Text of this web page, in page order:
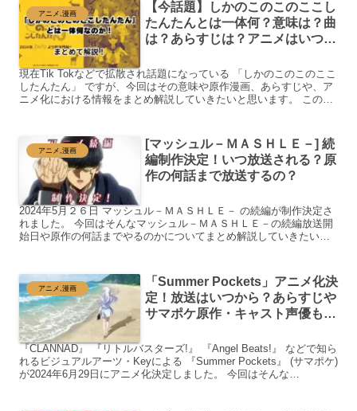
アニメ,漫画
【今話題】しかのこのこのここし
たんたんとは一体何？意味は？曲
は？あらすじは？アニメはいつか
現在Tik Tokなどで拡散され話題になっている 「しかのこのこのここ
したんたん」 ですが、今回はその意味や原作漫画、あらすじや、ア
ニメ化における情報をまとめ解説していきたいと思います。 この記
アニメ,漫画
[マッシュル－ＭＡＳＨＬＥ－] 続
編制作決定！いつ放送される？原
作の何話まで放送するの？
2024年5月２６日 マッシュル－ＭＡＳＨＬＥ－ の続編が制作決定さ
れました。 今回はそんなマッシュル－ＭＡＳＨＬＥ－の続編放送開
始日や原作の何話までやるのかについてまとめ解説していきたいと
アニメ,漫画
「Summer Pockets」アニメ化決
定！放送はいつから？あらすじや
サマポケ原作・キャスト声優もま
『CLANNAD』 『リトルバスターズ!』 『Angel Beats!』 などで知ら
れるビジュアルアーツ・Keyによる 『Summer Pockets』 (サマポケ)
が2024年6月29日にアニメ化決定しました。 今回はそんな